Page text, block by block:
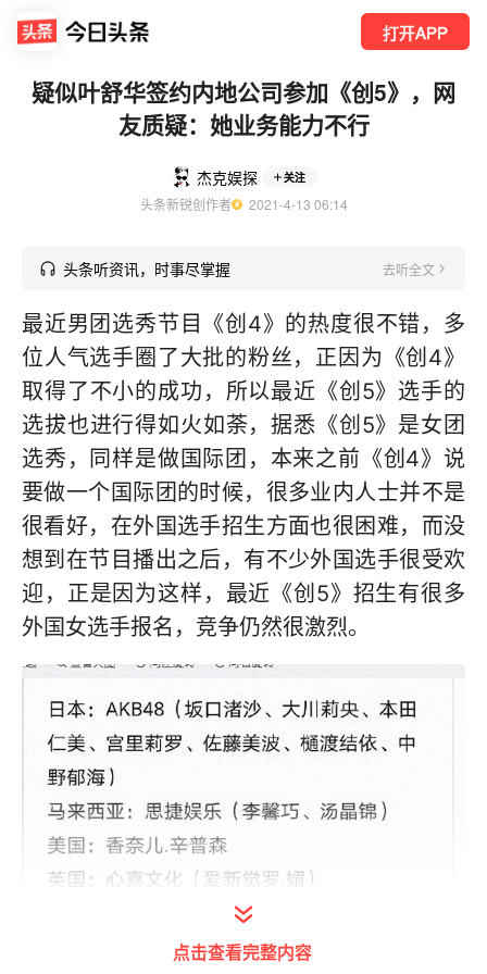
打开APP
疑似叶舒华签约内地公司参加《创5》，网
友质疑：她业务能力不行
杰克娱探 关注
头条新锐创作者
  2021-4-13 06:14
头条听资讯，时事尽掌握 去听全文
最近男团选秀节目《创4》的热度很不错，多
位人气选手圈了大批的粉丝，正因为《创4》
取得了不小的成功，所以最近《创5》选手的
选拔也进行得如火如荼，据悉《创5》是女团
选秀，同样是做国际团，本来之前《创4》说
要做一个国际团的时候，很多业内人士并不是
很看好，在外国选手招生方面也很困难，而没
想到在节目播出之后，有不少外国选手很受欢
迎，正是因为这样，最近《创5》招生有很多
外国女选手报名，竞争仍然很激烈。
点击查看完整内容